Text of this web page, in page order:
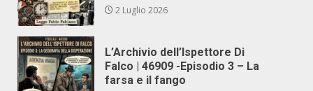
2 Luglio 2026
L’Archivio dell’Ispettore Di
Falco | 46909 -Episodio 3 – La
farsa e il fango